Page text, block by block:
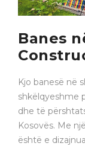
Banes
Kjo banesë në
shkëlqyeshme
dhe të
Kosovës. Me
është e